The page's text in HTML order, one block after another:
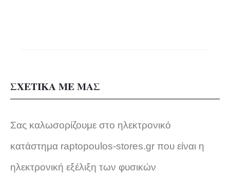
του
ΣΧΕΤΙΚΑ ΜΕ ΜΑΣ
Σας καλωσορίζουμε στο ηλεκτρονικό
κατάστημα raptopoulos-stores.gr που είναι η
ηλεκτρονική εξέλιξη των φυσικών